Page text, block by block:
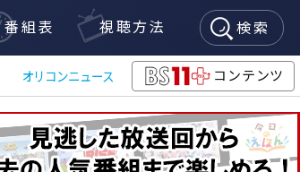
番組表 視聴方法 検索
オリコンニュース
BS11+
コンテンツ